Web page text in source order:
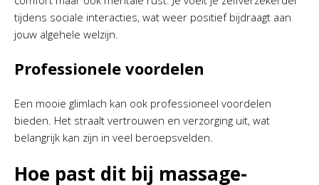
tijdens sociale interacties, wat weer positief bijdraagt aan
jouw algehele welzijn.
Professionele voordelen
Een mooie glimlach kan ook professioneel voordelen
bieden. Het straalt vertrouwen en verzorging uit, wat
belangrijk kan zijn in veel beroepsvelden.
Hoe past dit bij massage-